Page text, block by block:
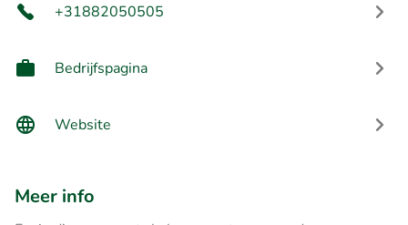
+31882050505
Bedrijfspagina
Website
Meer info